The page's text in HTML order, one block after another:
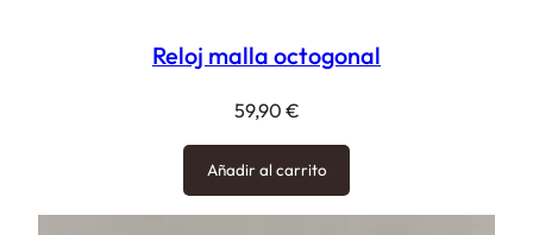
Reloj malla octogonal
59,90 €
Añadir al carrito